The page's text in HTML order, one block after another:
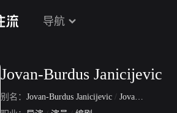
导航
Jovan-Burdus Janicijevic
别名： Jovan-Burdus Janicijevic / Jovan Janicijevic Janacko